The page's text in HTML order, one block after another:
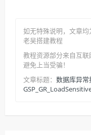
如无特殊说明，文章均
老吴搭建教程
教程资源部分来自互联
避免上当受骗！
文章标题： 数据库异